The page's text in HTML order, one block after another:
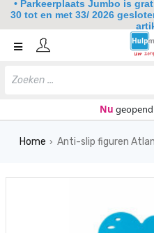
Nu
Home
Home › Anti-slip figuren
• Parkeerplaats Jumbo is
30 tot en met 33/ 2026